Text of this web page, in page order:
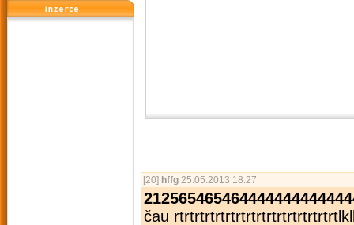
reklama
[20] hffg 25.05.2013 18:27
čau